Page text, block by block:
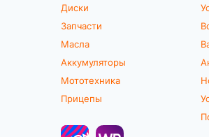
Диски
Запчасти
Масла
Аккумуляторы
Мототехника
Прицепы